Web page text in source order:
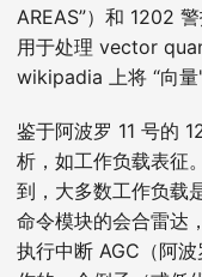
AREAS”）和 1202
用于处理 vector
wikipadia 上将 “向量
鉴于阿波罗 11 号的
析，如工作负载表征
到，大多数工作负载
命令模块的会合雷达
执行中断 AGC（阿